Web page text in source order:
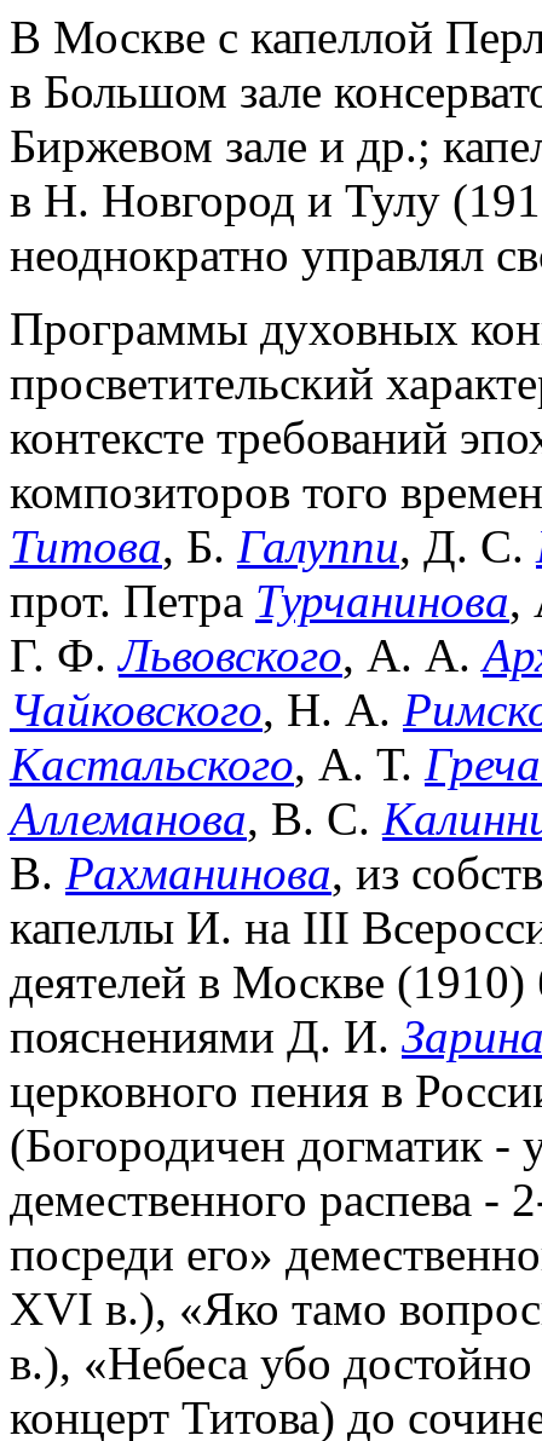
В Москве с капеллой
в Большом зале
Биржевом зале и др.;
в Н. Новгород и Тулу
неоднократно управлял
Программы духовных
просветительский
контексте требований
композиторов того
Титова, Б. Галуппи, Д. С.
прот. Петра Турчанинова,
Г. Ф.Львовского, А. А.
Чайковского, Н. А.
Кастальского, А. Т.
Аллеманова, В. С.
В. Рахманинова, из
капеллы И. на III
деятелей в Москве (1910)
пояснениями Д. И.
церковного пения в
(Богородичен догматик -
демественного распева -
посреди его»
XVI в.), «Яко тамо
в.), «Небеса убо
концерт Титова) до